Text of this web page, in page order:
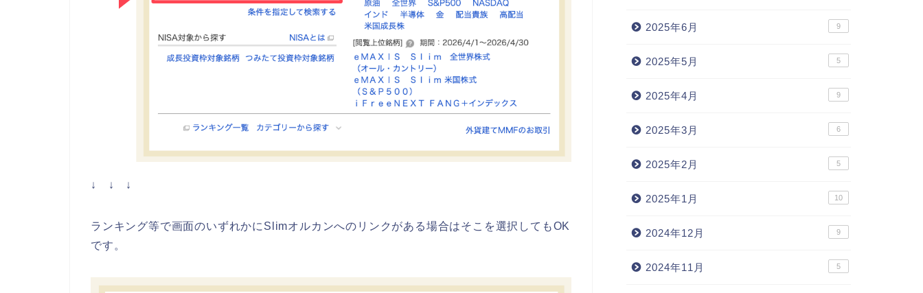
↓ ↓ ↓
ランキング等で画面のいずれかにSlimオルカンへのリンクがある場合はそこを選択してもOK
です。
2025年6月 9
2025年5月 5
2025年4月 9
2025年3月 6
2025年2月 5
2025年1月 10
2024年12月 9
2024年11月 5